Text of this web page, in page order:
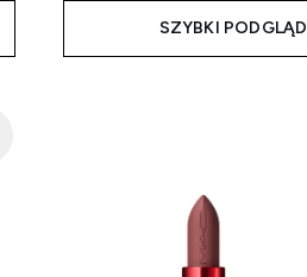
SZYBKI PODGLĄD